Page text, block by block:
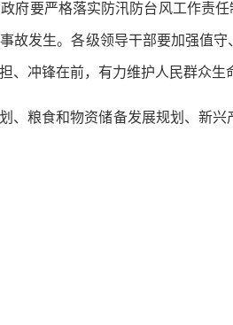
府要严格落实防汛防台风工作责
故发生。各级领导干部要加强值
、冲锋在前，有力维护人民群众生
粮食和物资储备发展规划、新兴